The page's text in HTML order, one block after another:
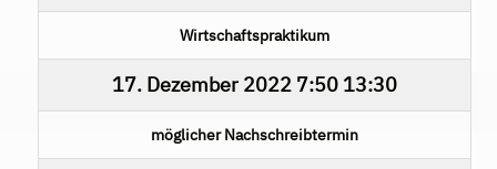
Wirtschaftspraktikum
17. Dezember 2022 7:50 13:30
möglicher Nachschreibtermin